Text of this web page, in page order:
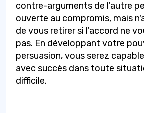
contre-arguments de l'autre
ouverte au compromis, mais
de vous retirer si l'accord ne
pas. En développant votre
persuasion, vous serez
avec succès dans toute
difficile.